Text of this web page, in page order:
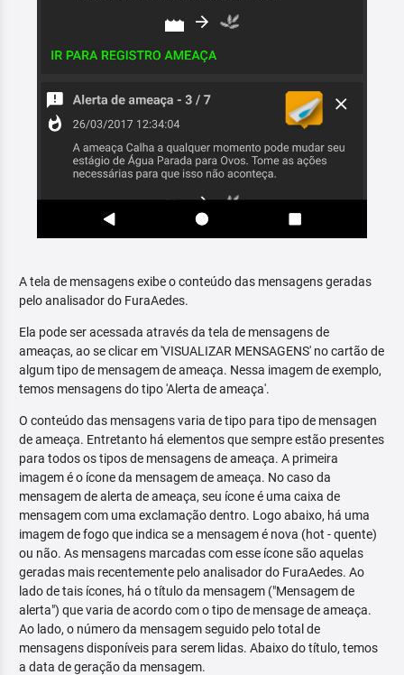
A tela de mensagens exibe o conteúdo das mensagens geradas
pelo analisador do FuraAedes.
Ela pode ser acessada através da tela de mensagens de
ameaças, ao se clicar em 'VISUALIZAR MENSAGENS' no cartão de
algum tipo de mensagem de ameaça. Nessa imagem de exemplo,
temos mensagens do tipo 'Alerta de ameaça'.
O conteúdo das mensagens varia de tipo para tipo de mensagen
de ameaça. Entretanto há elementos que sempre estão presentes
para todos os tipos de mensagens de ameaça. A primeira
imagem é o ícone da mensagem de ameaça. No caso da
mensagem de alerta de ameaça, seu ícone é uma caixa de
mensagem com uma exclamação dentro. Logo abaixo, há uma
imagem de fogo que indica se a mensagem é nova (hot - quente)
ou não. As mensagens marcadas com esse ícone são aquelas
geradas mais recentemente pelo analisador do FuraAedes. Ao
lado de tais ícones, há o título da mensagem ("Mensagem de
alerta") que varia de acordo com o tipo de mensage de ameaça.
Ao lado, o número da mensagem seguido pelo total de
mensagens disponíveis para serem lidas. Abaixo do título, temos
a data de geração da mensagem.